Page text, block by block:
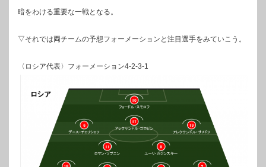
暗をわける重要な一戦となる。
▽それでは両チームの予想フォーメーションと注目選手をみていこう。
〈ロシア代表〉フォーメーション4-2-3-1